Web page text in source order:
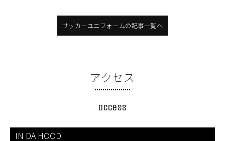
サッカーユニフォームの記事一覧へ
アクセス
access
IN DA HOOD